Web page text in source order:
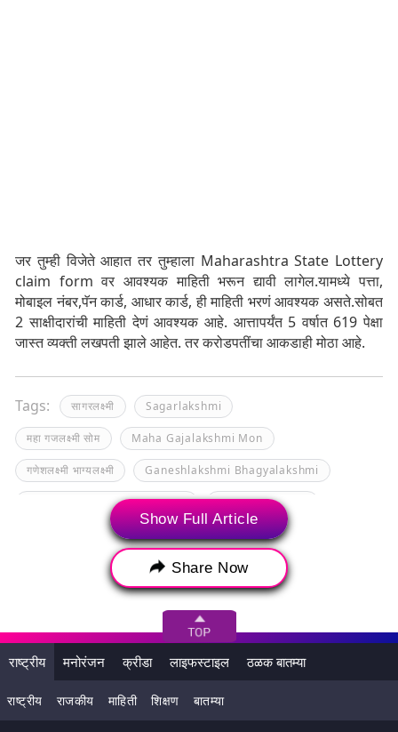
जर तुम्ही विजेते आहात तर तुम्हाला Maharashtra State Lottery
claim form वर आवश्यक माहिती भरून द्यावी लागेल.यामध्ये पत्ता,
मोबाइल नंबर,पॅन कार्ड, आधार कार्ड, ही माहिती भरणं आवश्यक असते.सोबत
2 साक्षीदारांची माहिती देणं आवश्यक आहे. आत्तापर्यंत 5 वर्षात 619 पेक्षा
जास्त व्यक्ती लखपती झाले आहेत. तर करोडपतींचा आकडाही मोठा आहे.
Tags: सागरलक्ष्मी Sagarlakshmi
महा गजलक्ष्मी सोम Maha Gajalakshmi Mon
गणेशलक्ष्मी भाग्यलक्ष्मी Ganeshlakshmi Bhagyalakshmi
Maharashtra Lottery Results महा सह्याद्री धनलक्ष्मी
Maha Sahyadri Dhanalakshmi
Maharashtra Lottery
Show Full Article
Share Now
राष्ट्रीय मनोरंजन क्रीडा लाइफस्टाइल ठळक बातम्या
राष्ट्रीय राजकीय माहिती शिक्षण बातम्या